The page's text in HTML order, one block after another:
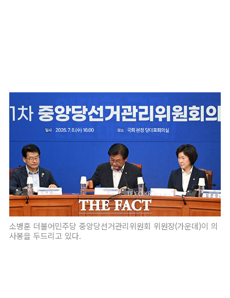
소병훈 더불어민주당 중앙당선거관리위원회 위원장(가운데)이 의
사봉을 두드리고 있다.